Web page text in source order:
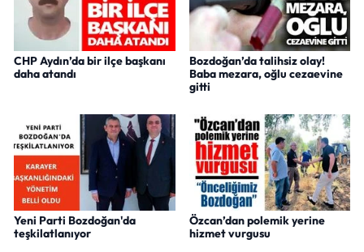
CHP Aydın’da bir ilçe başkanı
daha atandı
Bozdoğan’da talihsiz olay!
Baba mezara, oğlu cezaevine
gitti
Yeni Parti Bozdoğan'da
teşkilatlanıyor
Özcan’dan polemik yerine
hizmet vurgusu